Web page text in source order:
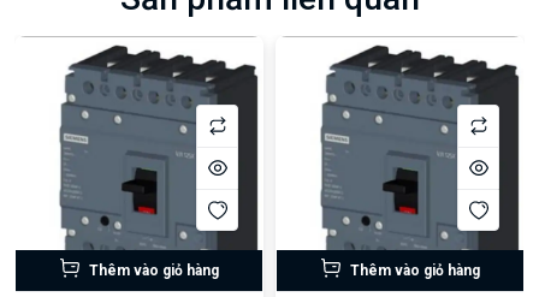
Thêm vào giỏ hàng Thêm vào giỏ hàng